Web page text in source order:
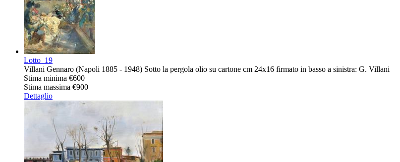
Lotto 19
Villani Gennaro (Napoli 1885 - 1948) Sotto la pergola olio su cartone cm 24x16 firmato in basso a sinistra: G. Villani
Stima minima €600
Stima massima €900
Dettaglio